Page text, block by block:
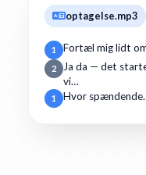
optagelse.mp3
1 Fortæl mig lidt
2
Ja da — det
vi…
1 Hvor spændende.